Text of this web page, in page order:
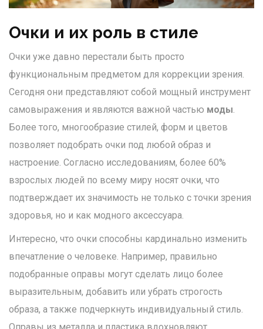
Очки и их роль в стиле
Очки уже давно перестали быть просто
функциональным предметом для коррекции зрения.
Сегодня они представляют собой мощный инструмент
самовыражения и являются важной частью моды.
Более того, многообразие стилей, форм и цветов
позволяет подобрать очки под любой образ и
настроение. Согласно исследованиям, более 60%
взрослых людей по всему миру носят очки, что
подтверждает их значимость не только с точки зрения
здоровья, но и как модного аксессуара.
Интересно, что очки способны кардинально изменить
впечатление о человеке. Например, правильно
подобранные оправы могут сделать лицо более
выразительным, добавить или убрать строгость
образа, а также подчеркнуть индивидуальный стиль.